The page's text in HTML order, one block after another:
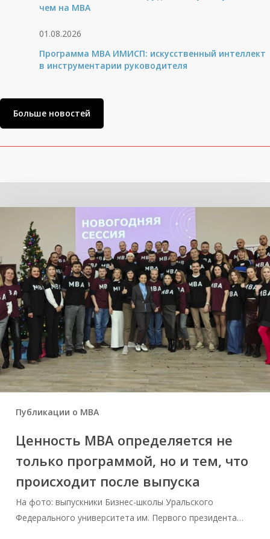
чем на МВА
01.08.2026
Программа MBA ИМИСП: искусственный интеллект
в инструментарии руководителя
Больше новостей
Публикации о МВА
Ценность MBA определяется не
только программой, но и тем, что
происходит после выпуска
На фото: выпускники Бизнес-школы Уральского
Федерального университета им. Первого президента…